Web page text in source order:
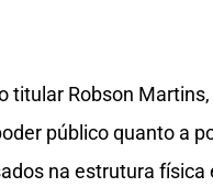
titular Robson
público quanto a
na estrutura física